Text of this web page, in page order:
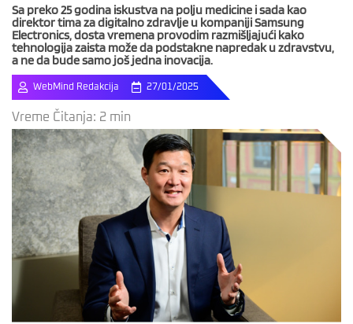
m
Sa preko 25 godina iskustva na polju medicine i sada kao
direktor tima za digitalno zdravlje u kompaniji Samsung
Electronics, dosta vremena provodim razmišljajući kako
tehnologija zaista može da podstakne napredak u zdravstvu,
a ne da bude samo još jedna inovacija.
WebMind Redakcija 27/01/2025
Vreme Čitanja: 2 min